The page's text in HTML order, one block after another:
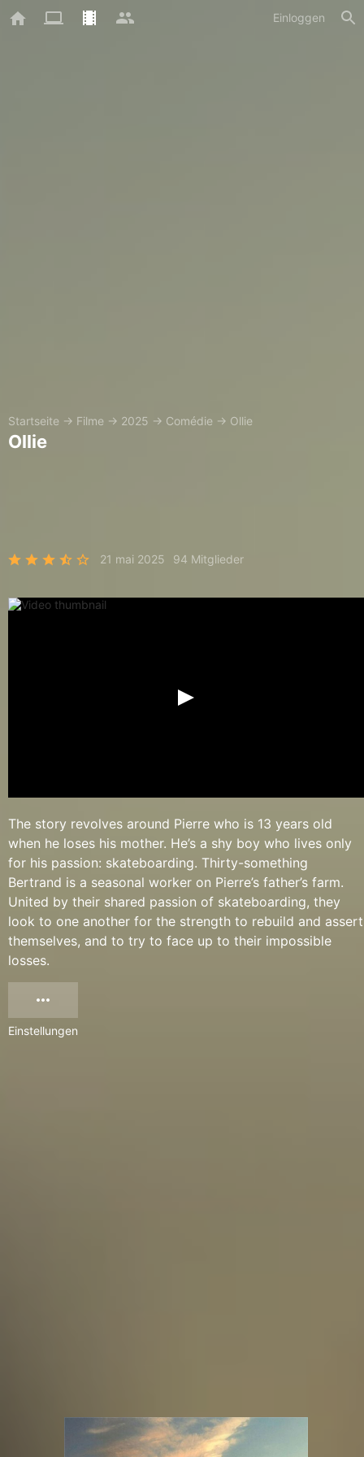
Einloggen
Startseite → Filme → 2025 → Comédie → Ollie
Ollie
21 mai 2025 94 Mitglieder
The story revolves around Pierre who is 13 years old
when he loses his mother. He’s a shy boy who lives only
for his passion: skateboarding. Thirty-something
Bertrand is a seasonal worker on Pierre’s father’s farm.
United by their shared passion of skateboarding, they
look to one another for the strength to rebuild and assert
themselves, and to try to face up to their impossible
losses.
Einstellungen